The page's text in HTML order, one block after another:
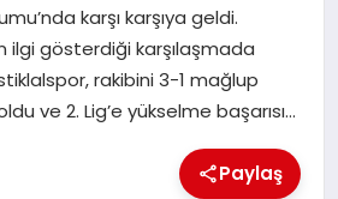
karşı karşıya geldi.
ilgi gösterdiği karşılaşmada
rakibini 3-1 mağlup
ve 2. Lig’e yükselme başarısı…
Paylaş